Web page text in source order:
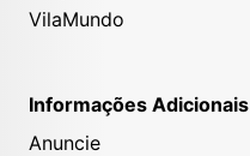
VilaMundo
Informações Adicionais
Anuncie